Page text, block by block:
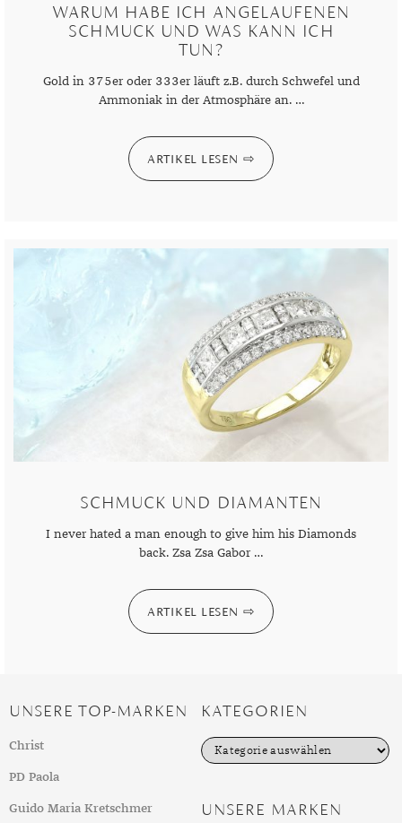
WARUM HABE ICH ANGELAUFENEN
SCHMUCK UND WAS KANN ICH
TUN?
Gold in 375er oder 333er läuft z.B. durch Schwefel und
Ammoniak in der Atmosphäre an. …
ARTIKEL LESEN
SCHMUCK UND DIAMANTEN
I never hated a man enough to give him his Diamonds
back. Zsa Zsa Gabor …
ARTIKEL LESEN
UNSERE TOP-MARKEN
Christ
PD Paola
Guido Maria Kretschmer
KATEGORIEN
K
a
o
UNSERE MARKEN